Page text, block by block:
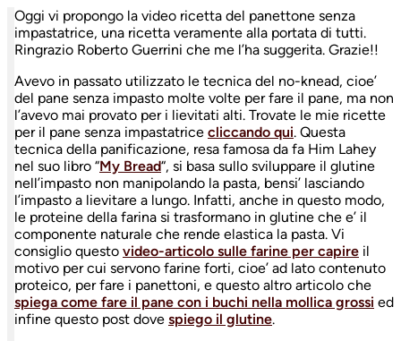
Oggi vi propongo la video ricetta del panettone senza
impastatrice, una ricetta veramente alla portata di tutti.
Ringrazio Roberto Guerrini che me l’ha suggerita. Grazie!!
Avevo in passato utilizzato le tecnica del no-knead, cioe’
del pane senza impasto molte volte per fare il pane, ma non
l’avevo mai provato per i lievitati alti. Trovate le mie ricette
per il pane senza impastatrice cliccando qui. Questa
tecnica della panificazione, resa famosa da fa Him Lahey
nel suo libro “My Bread“, si basa sullo sviluppare il glutine
nell’impasto non manipolando la pasta, bensi’ lasciando
l’impasto a lievitare a lungo. Infatti, anche in questo modo,
le proteine della farina si trasformano in glutine che e’ il
componente naturale che rende elastica la pasta. Vi
consiglio questo video-articolo sulle farine per capire il
motivo per cui servono farine forti, cioe’ ad lato contenuto
proteico, per fare i panettoni, e questo altro articolo che
spiega come fare il pane con i buchi nella mollica grossi ed
infine questo post dove spiego il glutine.